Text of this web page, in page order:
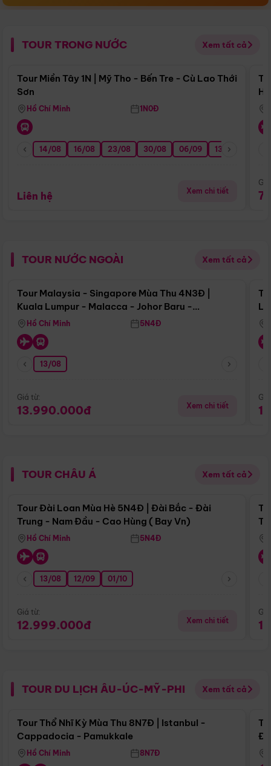
TOUR TRONG NƯỚC Xem tất cả
Điểm nổi bật
Tour Miền Tây 1N | Mỹ Tho - Bến Tre - Cù Lao Thới
Sơn
Hồ Chí Minh 1N0Đ
14/08 16/08 23/08 30/08 06/09 13/09
Liên hệ Xem chi tiết
TOUR NƯỚC NGOÀI Xem tất cả
Điểm nổi bật
Tour Malaysia - Singapore Mùa Thu 4N3Đ |
Kuala Lumpur - Malacca - Johor Baru -
Singapore
Hồ Chí Minh 5N4Đ
13/08
Giá từ:
13.990.000đ Xem chi tiết
TOUR CHÂU Á Xem tất cả
Điểm nổi bật
Tour Đài Loan Mùa Hè 5N4Đ | Đài Bắc - Đài
Trung - Nam Đầu - Cao Hùng ( Bay Vn)
Hồ Chí Minh 5N4Đ
13/08 12/09 01/10
Giá từ:
12.999.000đ Xem chi tiết
TOUR DU LỊCH ÂU-ÚC-MỸ-PHI Xem tất cả
Điểm nổi bật
Tour Thổ Nhĩ Kỳ Mùa Thu 8N7Đ | Istanbul -
Cappadocia - Pamukkale
Hồ Chí Minh 8N7Đ